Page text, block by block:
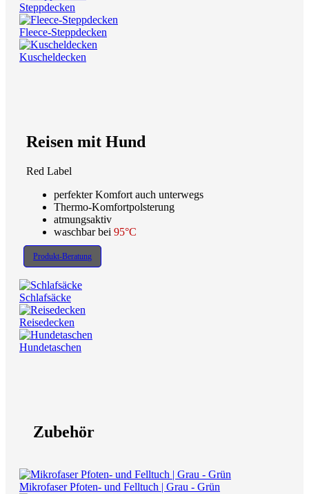
Steppdecken
Fleece-Steppdecken
Kuscheldecken
Reisen mit Hund
Red Label
perfekter Komfort auch unterwegs
Thermo-Komfortpolsterung
atmungsaktiv
waschbar bei 95°C
Produkt-Beratung
Schlafsäcke
Reisedecken
Hundetaschen
Zubehör
Mikrofaser Pfoten- und Felltuch | Grau - Grün